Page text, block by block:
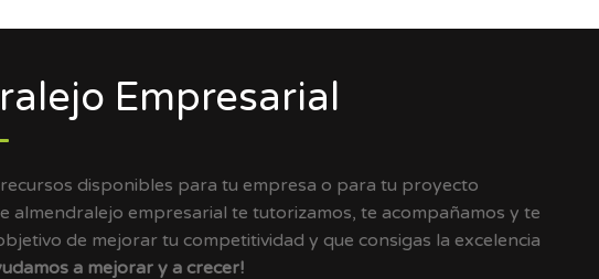
Empresarial
disponibles para tu empresa o para tu proyecto
almendralejo empresarial te tutorizamos, te acompañamos y te
de mejorar tu competitividad y que consigas la excelencia
a mejorar y a crecer!